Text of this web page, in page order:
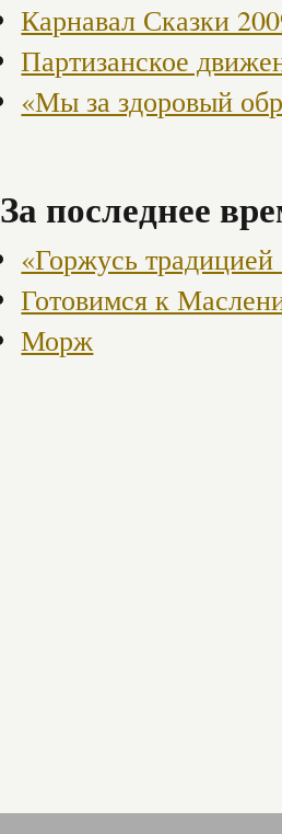
Карнавал Сказки
Партизанское
«Мы за здоровый
За последнее
«Горжусь
Готовимся к
Морж